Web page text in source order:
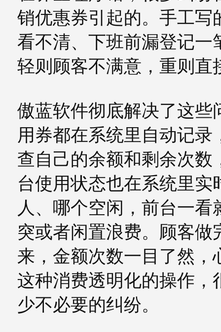
销优惠券引起的。手工写
看不清、下班前漏登记
轻则顾客不满意，重则直
傲蓝软件彻底解决了这些
用券都在系统里自动记
查自己的余额和剩余次
台使用状态也在系统里
人、哪个空闲，前台一
突或者闲置浪费。顾客
来，金额次数一目了然
这种消费透明化的操作，
少不必要的纠纷。